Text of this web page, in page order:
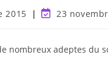
2015 23
nombreux adeptes